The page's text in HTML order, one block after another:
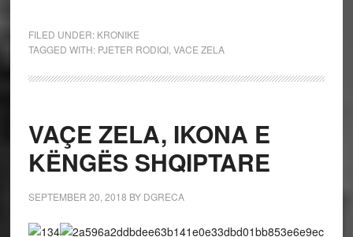
FILED UNDER: KRONIKE
TAGGED WITH: PJETER RODIQI, VACE ZELA
VAÇE ZELA, IKONA E
KËNGËS SHQIPTARE
SEPTEMBER 20, 2018 BY DGRECA